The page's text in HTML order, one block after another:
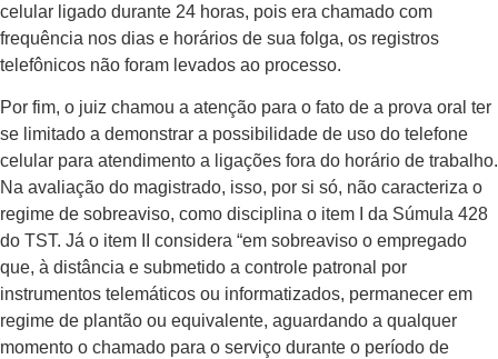
celular ligado durante 24 horas, pois era chamado com
frequência nos dias e horários de sua folga, os registros
telefônicos não foram levados ao processo.
Por fim, o juiz chamou a atenção para o fato de a prova oral ter
se limitado a demonstrar a possibilidade de uso do telefone
celular para atendimento a ligações fora do horário de trabalho.
Na avaliação do magistrado, isso, por si só, não caracteriza o
regime de sobreaviso, como disciplina o item I da Súmula 428
do TST. Já o item II considera “em sobreaviso o empregado
que, à distância e submetido a controle patronal por
instrumentos telemáticos ou informatizados, permanecer em
regime de plantão ou equivalente, aguardando a qualquer
momento o chamado para o serviço durante o período de